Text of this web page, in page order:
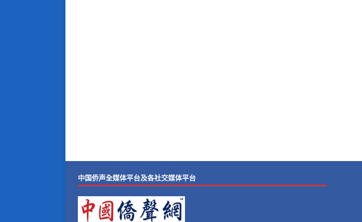
中国侨声全媒体平台及各社交媒体平台